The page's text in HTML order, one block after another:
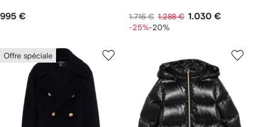
995 € 1.716 € 1.288 € 1.030 €
-25%-20%
Offre spéciale